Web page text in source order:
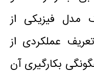
فیزیکی از
عملکردی از
بکارگیری آن